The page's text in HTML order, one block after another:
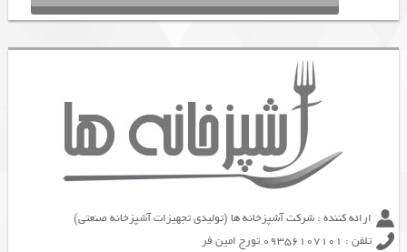
ارائه کننده : شرکت آشپزخانه ها (تولیدی تجهیزات آشپزخانه صنعتی)
تلفن : 09356107101 تورج امین فر